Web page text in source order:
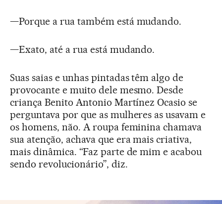
—Porque a rua também está mudando.
—Exato, até a rua está mudando.
Suas saias e unhas pintadas têm algo de
provocante e muito dele mesmo. Desde
criança Benito Antonio Martínez Ocasio se
perguntava por que as mulheres as usavam e
os homens, não. A roupa feminina chamava
sua atenção, achava que era mais criativa,
mais dinâmica. “Faz parte de mim e acabou
sendo revolucionário”, diz.